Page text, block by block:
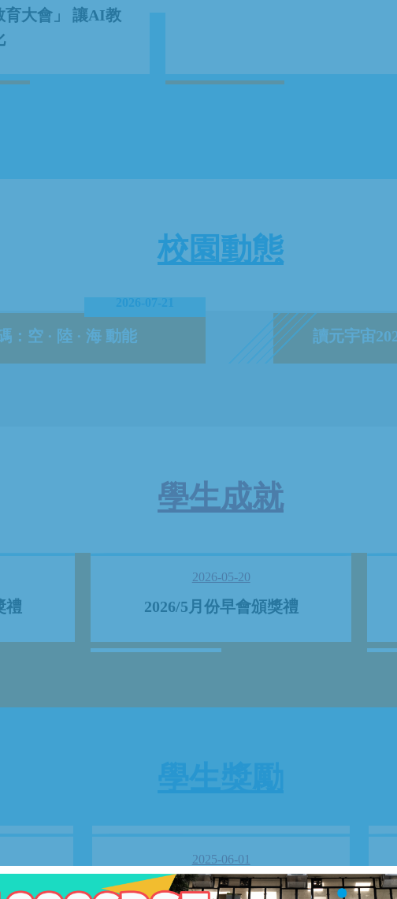
育大會」 讓AI教
校園動態
2026-07-21
：空 · 陸 · 海 動能 讀元宇宙
學生成就
禮
2026-05-20
2026/5月份早會頒獎禮
學生獎勵
學金
2025-06-01
2024-2025 學生獎勵 - 獎學金